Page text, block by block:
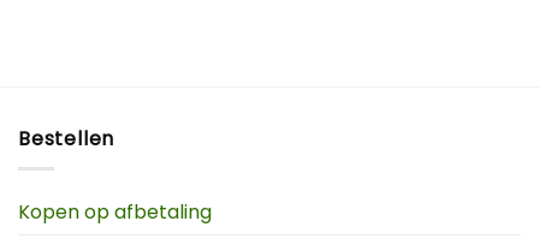
Bestellen
Kopen op afbetaling